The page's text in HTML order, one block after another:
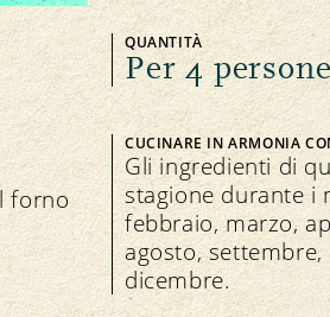
forno
QUANTITÀ
Per 4 persone
CUCINARE IN ARMONIA
Gli ingredienti di
stagione durante i
febbraio, marzo,
agosto,
dicembre.